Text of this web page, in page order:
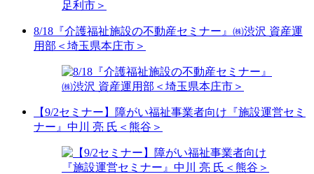
8/18『介護福祉施設の不動産セミナー』㈱渋沢 資産運
用部＜埼玉県本庄市＞
【9/2セミナー】障がい福祉事業者向け『施設運営セミ
ナー』中川 亮 氏＜熊谷＞